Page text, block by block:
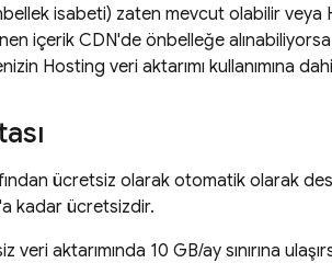
isabeti) zaten mevcut olabilir veya
içerik CDN'de önbelleğe alınabiliyorsa
Hosting veri aktarımı kullanımına
ücretsiz olarak otomatik olarak
kadar ücretsizdir.
veri aktarımında 10 GB/ay sınırına